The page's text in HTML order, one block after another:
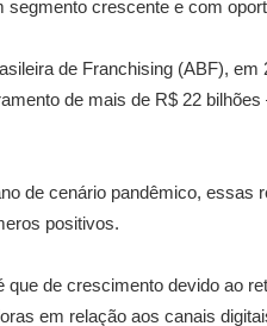
segmento crescente e com
de Franchising (ABF),
de mais de R$ 22
de cenário pandêmico, essas
positivos.
que de crescimento devido ao
em relação aos canais